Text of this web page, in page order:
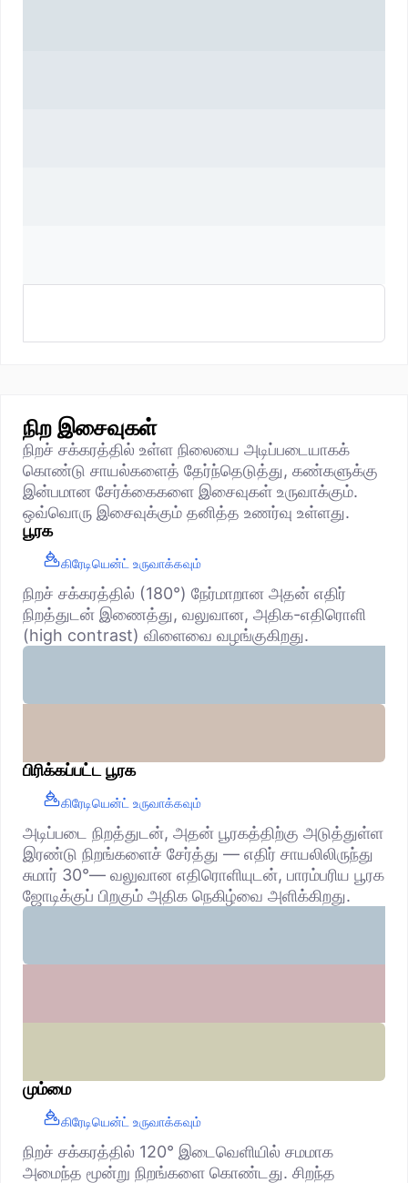
நிற இசைவுகள்
நிறச் சக்கரத்தில் உள்ள நிலையை அடிப்படையாகக்
கொண்டு சாயல்களைத் தேர்ந்தெடுத்து, கண்களுக்கு
இன்பமான சேர்க்கைகளை இசைவுகள் உருவாக்கும்.
ஒவ்வொரு இசைவுக்கும் தனித்த உணர்வு உள்ளது.
பூரக
கிரேடியென்ட் உருவாக்கவும்
நிறச் சக்கரத்தில் (180°) நேர்மாறான அதன் எதிர்
நிறத்துடன் இணைத்து, வலுவான, அதிக-எதிரொளி
(high contrast) விளைவை வழங்குகிறது.
பிரிக்கப்பட்ட பூரக
கிரேடியென்ட் உருவாக்கவும்
அடிப்படை நிறத்துடன், அதன் பூரகத்திற்கு அடுத்துள்ள
இரண்டு நிறங்களைச் சேர்த்து — எதிர் சாயலிலிருந்து
சுமார் 30°— வலுவான எதிரொளியுடன், பாரம்பரிய பூரக
ஜோடிக்குப் பிறகும் அதிக நெகிழ்வை அளிக்கிறது.
மும்மை
கிரேடியென்ட் உருவாக்கவும்
நிறச் சக்கரத்தில் 120° இடைவெளியில் சமமாக
அமைந்த மூன்று நிறங்களை கொண்டது. சிறந்த